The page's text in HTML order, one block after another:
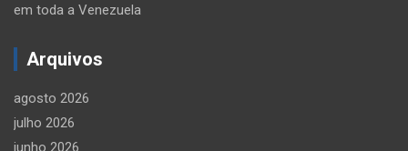
em toda a Venezuela
Arquivos
agosto 2026
julho 2026
junho 2026